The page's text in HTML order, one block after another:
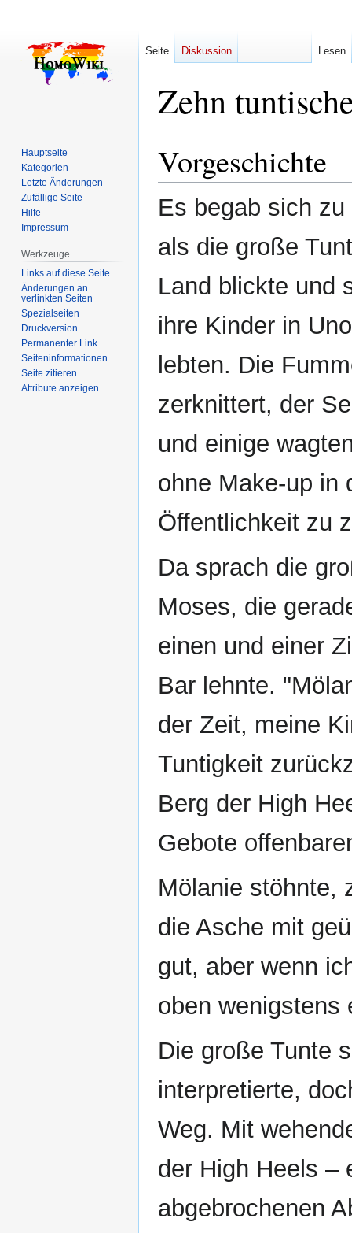
Zehn
Navigation
springen
Suche
springen
Vorgeschichte
Es begab sich
als die große
Land blickte und
ihre Kinder in
lebten. Die
zerknittert, der
und einige
ohne Make-up in
Öffentlichkeit zu
Da sprach die
Moses, die
einen und einer
Bar lehnte.
der Zeit, meine
Tuntigkeit
Berg der High
Gebote
Mölanie stöhnte,
die Asche mit
gut, aber wenn
oben wenigstens
Die große Tunte
interpretierte,
Weg. Mit
der High Heels –
abgebrochenen
Seite Diskussion Lesen
Hauptseite
Kategorien
Letzte Änderungen
Zufällige Seite
Hilfe
Impressum
Werkzeuge
Links auf diese Seite
Änderungen an
verlinkten Seiten
Spezialseiten
Druckversion
Permanenter Link
Seiten­­informationen
Seite zitieren
Attribute anzeigen